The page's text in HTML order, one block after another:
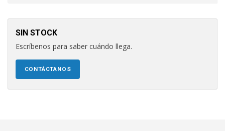
SIN STOCK
Escríbenos para saber cuándo llega.
CONTÁCTANOS